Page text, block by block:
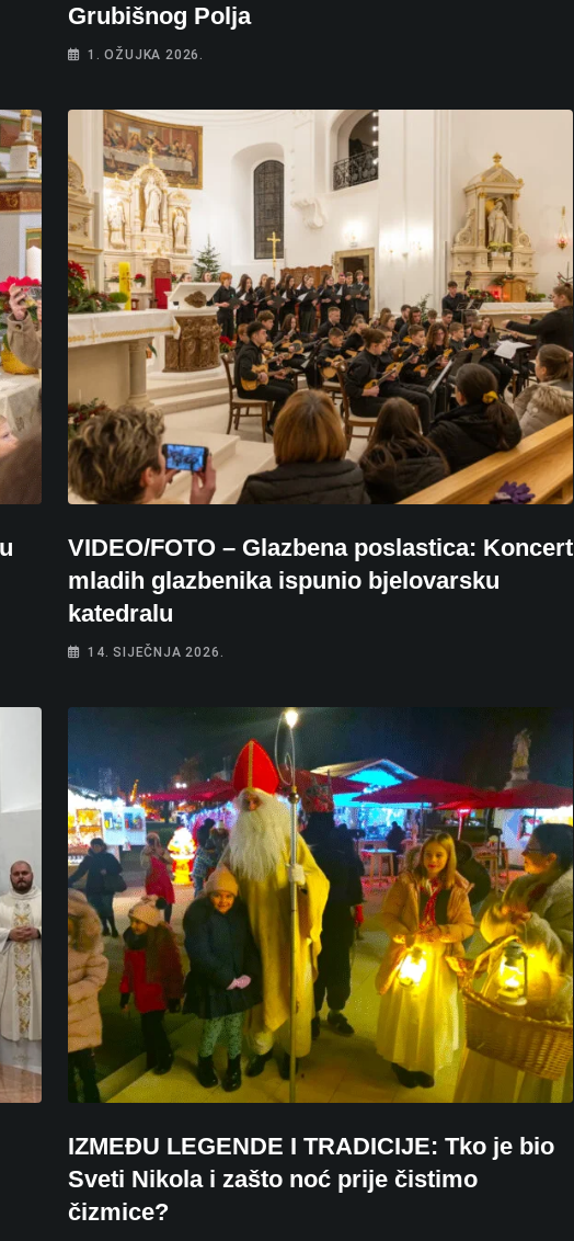
Grubišnog Polja
1. OŽUJKA 2026.
VIDEO/FOTO – Glazbena poslastica: Koncert
mladih glazbenika ispunio bjelovarsku
katedralu
14. SIJEČNJA 2026.
IZMEĐU LEGENDE I TRADICIJE: Tko je bio
Sveti Nikola i zašto noć prije čistimo
čizmice?